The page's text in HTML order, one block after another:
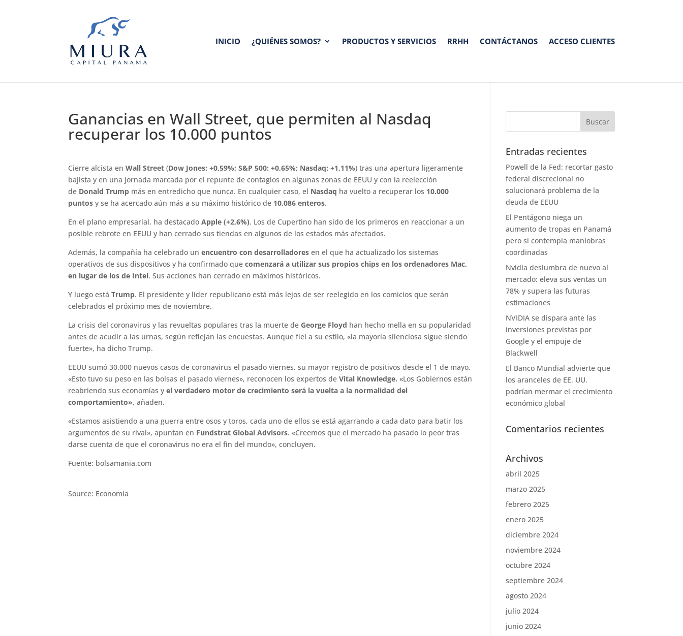
INICIO ¿QUIÉNES SOMOS? PRODUCTOS Y SERVICIOS RRHH CONTÁCTANOS ACCESO CLIENTES
Ganancias en Wall Street, que permiten al Nasdaq
recuperar los 10.000 puntos
Cierre alcista en Wall Street (Dow Jones: +0,59%; S&P 500: +0,65%; Nasdaq: +1,11%) tras una apertura ligeramente
bajista y en una jornada marcada por el repunte de contagios en algunas zonas de EEUU y con la reelección
de Donald Trump más en entredicho que nunca. En cualquier caso, el Nasdaq ha vuelto a recuperar los 10.000
puntos y se ha acercado aún más a su máximo histórico de 10.086 enteros.
En el plano empresarial, ha destacadoApple (+2,6%). Los de Cupertino han sido de los primeros en reaccionar a un
posible rebrote en EEUU y han cerrado sus tiendas en algunos de los estados más afectados.
Además, la compañía ha celebrado un encuentro con desarrolladores en el que ha actualizado los sistemas
operativos de sus dispositivos y ha confirmado quecomenzará a utilizar sus propios chips en los ordenadores Mac,
en lugar de los de Intel. Sus acciones han cerrado en máximos históricos.
Y luego estáTrump. El presidente y líder republicano está más lejos de ser reelegido en los comicios que serán
celebrados el próximo mes de noviembre.
La crisis del coronavirus y las revueltas populares tras la muerte de George Floyd han hecho mella en su popularidad
antes de acudir a las urnas, según reflejan las encuestas. Aunque fiel a su estilo, «la mayoría silenciosa sigue siendo
fuerte», ha dicho Trump.
EEUU sumó 30.000 nuevos casos de coronavirus el pasado viernes, su mayor registro de positivos desde el 1 de mayo.
«Esto tuvo su peso en las bolsas el pasado viernes», reconocen los expertos de Vital Knowledge. «Los Gobiernos están
reabriendo sus economías yel verdadero motor de crecimiento será la vuelta a la normalidad del
comportamiento», añaden.
«Estamos asistiendo a una guerra entre osos y toros, cada uno de ellos se está agarrando a cada dato para batir los
argumentos de su rival», apuntan en Fundstrat Global Advisors. «Creemos que el mercado ha pasado lo peor tras
darse cuenta de que el coronavirus no era el fin del mundo», concluyen.
Fuente: bolsamania.com
Source: Economia
Entradas recientes
Powell de la Fed: recortar gasto
federal discrecional no
solucionará problema de la
deuda de EEUU
El Pentágono niega un
aumento de tropas en Panamá
pero sí contempla maniobras
coordinadas
Nvidia deslumbra de nuevo al
mercado: eleva sus ventas un
78% y supera las futuras
estimaciones
NVIDIA se dispara ante las
inversiones previstas por
Google y el empuje de
Blackwell
El Banco Mundial advierte que
los aranceles de EE. UU.
podrían mermar el crecimiento
económico global
Comentarios recientes
Archivos
abril 2025
marzo 2025
febrero 2025
enero 2025
diciembre 2024
noviembre 2024
octubre 2024
septiembre 2024
agosto 2024
julio 2024
junio 2024